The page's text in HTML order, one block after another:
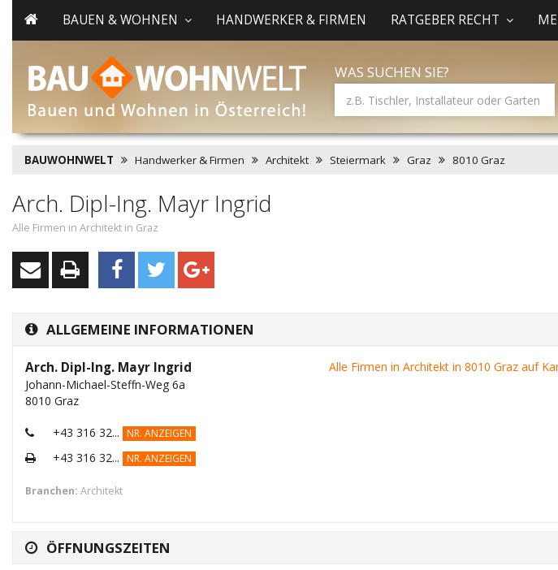
BAUEN & WOHNEN HANDWERKER & FIRMEN RATGEBER RECHT
WAS SUCHEN SIE?
BAUWOHNWELT Handwerker & Firmen Architekt Steiermark Graz 8010 Graz
Arch. Dipl-Ing. Mayr Ingrid
Alle Firmen in Architekt in Graz
ALLGEMEINE INFORMATIONEN
Alle Firmen in Architekt in 8010 Graz auf
Arch. Dipl-Ing. Mayr Ingrid
Johann-Michael-Steffn-Weg 6a
8010 Graz
+43 316 32... NR. ANZEIGEN
+43 316 32... NR. ANZEIGEN
Branchen: Architekt
ÖFFNUNGSZEITEN